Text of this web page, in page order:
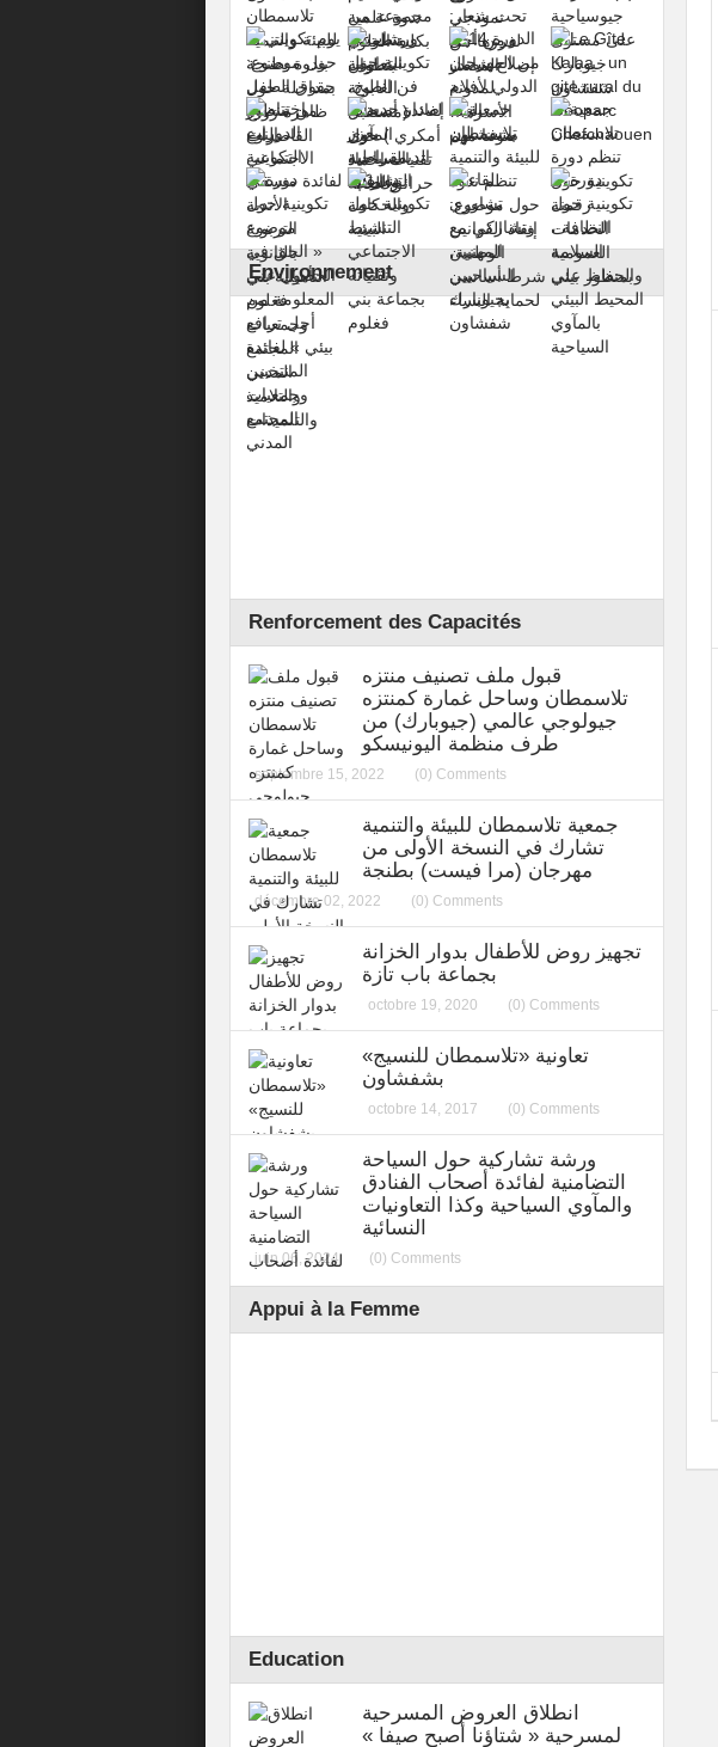
Environnement
Renforcement des Capacités
قبول ملف تصنيف منتزه
تلاسمطان وساحل غمارة كمنتزه
جيولوجي عالمي (جيوبارك) من
طرف منظمة اليونيسكو
septembre 15, 2022 (0) Comments
جمعية تلاسمطان للبيئة والتنمية
تشارك في النسخة الأولى من
مهرجان (مرا فيست) بطنجة
décembre 02, 2022 (0) Comments
تجهيز روض للأطفال بدوار الخزانة
بجماعة باب تازة
octobre 19, 2020 (0) Comments
تعاونية «تلاسمطان للنسيج»
بشفشاون
octobre 14, 2017 (0) Comments
ورشة تشاركية حول السياحة
التضامنية لفائدة أصحاب الفنادق
والمآوي السياحية وكذا التعاونيات
النسائية
juin 06, 2024 (0) Comments
Appui à la Femme
Education
انطلاق العروض المسرحية
لمسرحية « شتاؤنا أصبح صيفا »